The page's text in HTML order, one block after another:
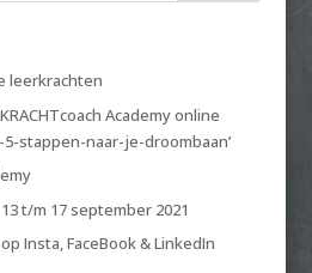
leerkrachten
Academy online
stappen-naar-je-droombaan’
t/m 17 september 2021
Insta, FaceBook & LinkedIn